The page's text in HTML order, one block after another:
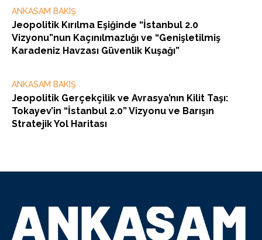
ANKASAM BAKIŞ
Jeopolitik Kırılma Eşiğinde “İstanbul 2.0
Vizyonu”nun Kaçınılmazlığı ve “Genişletilmiş
Karadeniz Havzası Güvenlik Kuşağı”
ANKASAM BAKIŞ
Jeopolitik Gerçekçilik ve Avrasya’nın Kilit Taşı:
Tokayev’in “İstanbul 2.0” Vizyonu ve Barışın
Stratejik Yol Haritası